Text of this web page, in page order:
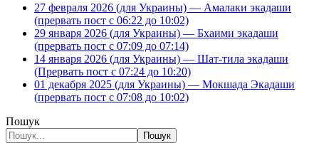
27 февраля 2026 (для Украины) — Амалаки экадаши
(прервать пост с 06:22 до 10:02)
29 января 2026 (для Украины) — Бхаими экадаши
(прервать пост с 07:09 до 07:14)
14 января 2026 (для Украины) — Шат-тила экадаши
(Прервать пост с 07:24 до 10:20)
01 декабря 2025 (для Украины) — Мокшада Экадаши
(прервать пост с 07:08 до 10:02)
Пошук
Пошук